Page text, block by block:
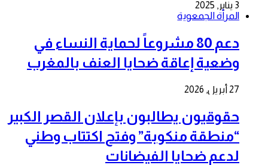
3 يناير, 2025
المرأة الجمعوية
دعم 80 مشروعاً لحماية النساء في
وضعية إعاقة ضحايا العنف بالمغرب
27 أبريل, 2026
حقوقيون يطالبون بإعلان القصر الكبير
“منطقة منكوبة” وفتح اكتتاب وطني
لدعم ضحايا الفيضانات